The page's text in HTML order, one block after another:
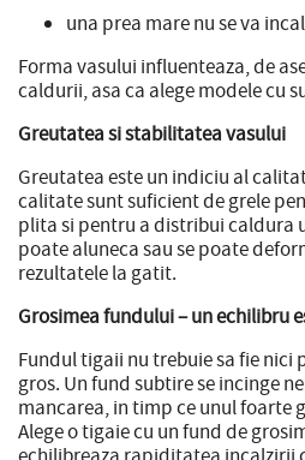
una prea mare nu se va
Forma vasului influenteaza, de
caldurii, asa ca alege modele cu
Greutatea si stabilitatea vasului
Greutatea este un indiciu al
calitate sunt suficient de grele
plita si pentru a distribui caldura
poate aluneca sau se poate
rezultatele la gatit.
Grosimea fundului – un echilibru
Fundul tigaii nu trebuie sa fie nici
gros. Un fund subtire se incinge
mancarea, in timp ce unul foarte
Alege o tigaie cu un fund de